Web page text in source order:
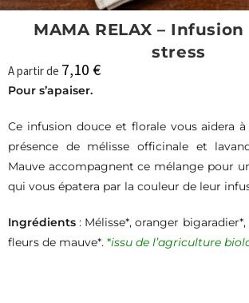
MAMA RELAX –
stress
A partir de 7,10 €
Pour s’apaiser.
Ce infusion douce et florale vous aidera
présence de mélisse officinale et
Mauve accompagnent ce mélange pour
qui vous épatera par la couleur de leur
Ingrédients : Mélisse*, oranger
fleurs de mauve*. *issu de l’agriculture